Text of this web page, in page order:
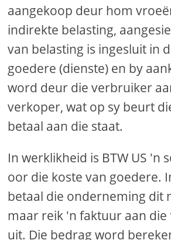
aangekoop deur hom
indirekte belasting,
van belasting is ingesluit in
goedere (dienste) en by
word deur die verbruiker
verkoper, wat op sy beurt
betaal aan die staat.
In werklikheid is BTW US 'n
oor die koste van goedere.
betaal die onderneming dit
maar reik 'n faktuur aan
uit. Die bedrag word